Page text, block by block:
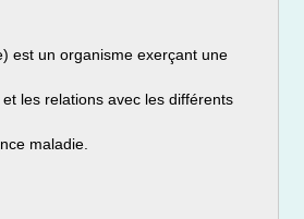
est un organisme exerçant une
les relations avec les différents
maladie.